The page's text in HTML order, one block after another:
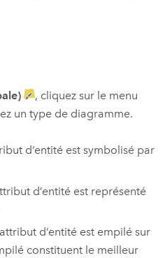
, cliquez sur le menu
un type de diagramme.
d’entité est symbolisé par
d’entité est représenté
d’entité est empilé sur
constituent le meilleur